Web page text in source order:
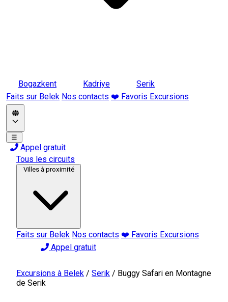
Bogazkent Kadriye
Serik
Faits sur Belek Nos contacts ❤️ Favoris Excursions
☰
Appel gratuit
Tous les circuits
Villes à proximité
Faits sur Belek Nos contacts ❤️ Favoris Excursions
Appel gratuit
Excursions à Belek / Serik / Buggy Safari en Montagne
de Serik